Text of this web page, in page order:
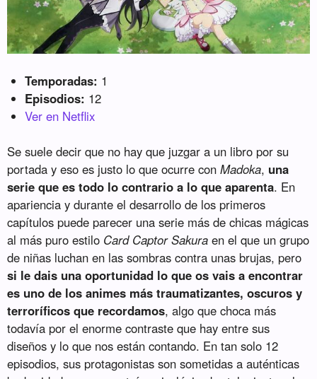
Temporadas: 1
Episodios: 12
Ver en Netflix
Se suele decir que no hay que juzgar a un libro por su
portada y eso es justo lo que ocurre conMadoka, una
serie que es todo lo contrario a lo que aparenta. En
apariencia y durante el desarrollo de los primeros
capítulos puede parecer una serie más de chicas mágicas
al más puro estilo Card Captor Sakura en el que un grupo
de niñas luchan en las sombras contra unas brujas, pero
si le dais una oportunidad lo que os vais a encontrar
es uno de los animes más traumatizantes, oscuros y
terroríficos que recordamos, algo que choca más
todavía por el enorme contraste que hay entre sus
diseños y lo que nos están contando. En tan solo 12
episodios, sus protagonistas son sometidas a auténticas